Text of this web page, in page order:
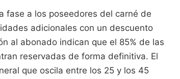
fase a los poseedores del carné de
adicionales con un descuento
al abonado indican que el 85% de las
reservadas de forma definitiva. El
que oscila entre los 25 y los 45